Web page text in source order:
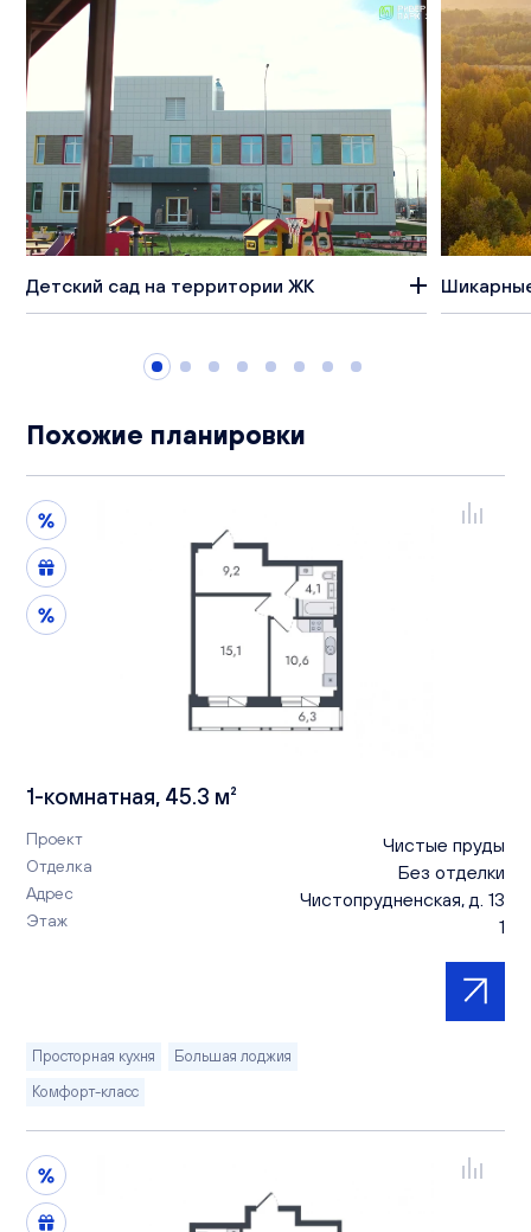
Детский сад на территории ЖК
Похожие планировки
1-комнатная, 45.3 м²
Проект Чистые пруды
Отделка Без отделки
Адрес Чистопрудненская, д. 13
Этаж 1
Просторная кухня
Большая лоджия
Комфорт-класс